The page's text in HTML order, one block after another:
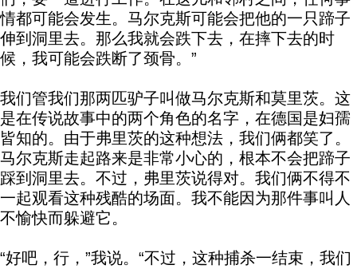
情都可能会发生。马尔克斯可能会把他的一只蹄子
伸到洞里去。那么我就会跌下去，在摔下去的时
候，我可能会跌断了颈骨。”
我们管我们那两匹驴子叫做马尔克斯和莫里茨。这
是在传说故事中的两个角色的名字，在德国是妇孺
皆知的。由于弗里茨的这种想法，我们俩都笑了。
马尔克斯走起路来是非常小心的，根本不会把蹄子
踩到洞里去。不过，弗里茨说得对。我们俩不得不
一起观看这种残酷的场面。我不能因为那件事叫人
不愉快而躲避它。
“好吧，行，”我说。“不过，这种捕杀一结束，我们